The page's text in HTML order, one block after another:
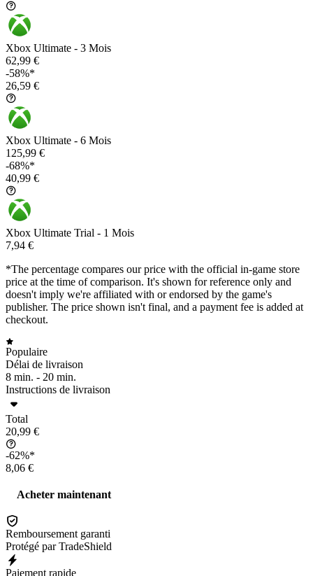
Xbox Ultimate - 3 Mois
62,99 €
-58%*
26,59 €
Xbox Ultimate - 6 Mois
125,99 €
-68%*
40,99 €
Xbox Ultimate Trial - 1 Mois
7,94 €
*The percentage compares our price with the official in-game store
price at the time of comparison. It's shown for reference only and
doesn't imply we're affiliated with or endorsed by the game's
publisher. The price shown isn't final, and a payment fee is added at
checkout.
Populaire
Délai de livraison
8 min. - 20 min.
Instructions de livraison
Total
20,99 €
-62%*
8,06 €
Acheter maintenant
Remboursement garanti
Protégé par TradeShield
Paiement rapide